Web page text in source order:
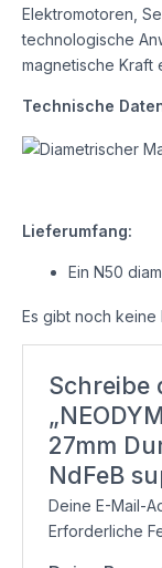
Elektromotoren,
technologische
magnetische Kraft
Technische
Lieferumfang:
Ein N50
Es gibt noch keine
Schreibe
27mm
NdFeB
Deine E-Mail-
Erforderliche